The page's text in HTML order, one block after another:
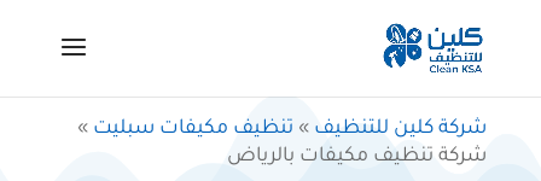
شركة كلين للتنظيف » تنظيف مكيفات سبليت »
شركة تنظيف مكيفات بالرياض